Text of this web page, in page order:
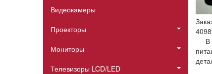
Видеокамеры
Проекторы
Мониторы
Телевизоры LCD/LED
В